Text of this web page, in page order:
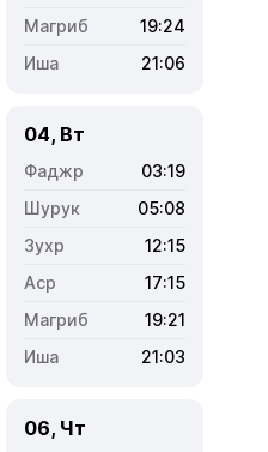
19:24
21:06
04, Вт
03:19
05:08
12:15
17:15
19:21
21:03
06, Чт